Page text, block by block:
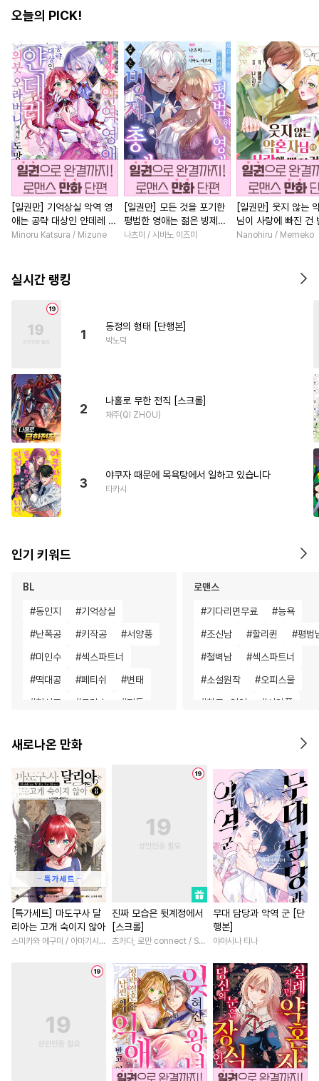
오늘의 PICK!
[일권만] 기억상실 악역 영
애는 공략 대상인 얀데레 의
붓 오라버니에게서 도망칠
Minoru Katsura / Mizune
[일권만] 모든 것을 포기한
평범한 영애는 젊은 빙제의
총애를 받는다 [단행본]
나츠미 / 시바노 이즈미
[일권만] 웃지 않는
님이 사랑에 빠진 건
저인 것 같습니다 [
Nanohiru / Memeko
실시간 랭킹
1
동정의 형태 [단행본]
박노덕
2
나홀로 무한 전직 [스크롤]
재주(QI ZHOU)
3
야쿠자 때문에 목욕탕에서 일하고 있습니다
타카시
인기 키워드
BL
#동인지 #기억상실
#난폭공 #키작공 #서양풍
#미인수 #섹스파트너
#떡대공 #페티쉬 #변태
#헌신공 #군림수 #질투
#도망수 #능욕
#옴니버스 #욕망수
#사제관계 #일상
#주종관계 #헌신수
#철벽수 #SM
#츤데레수 #인싸공
#쓰레기수 #힐링물
#애증관계 # 동양풍
#벤츠공 #유혹수 #절륜공
변태공
부부
수인수
쓰레기공
귀염수
피폐물
로맨스
#기다리면무료 #능욕
#조신남 #할리퀸 #평범
#철벽남 #섹스파트너
#소설원작 #오피스물
#친구>연인 # 서양풍
평범
#
복수 #직진녀
학원/캠퍼스 #계약관계
우정 #다정남
첫사랑
학원/캠퍼스 # 부부
판타지/SF #직진남
#첫경험 # 친구 #연상연
#
연애/결혼 #성장물
나이차커플
# 영상화 #드라마 #절륜
#친구 #원나잇 #동양풍
# 사제관계 #현대물
#육아물 #재벌남 #복수
#계략남 #짝사랑 #로맨
새로나온 만화
[특가세트] 마도구사 달
리아는 고개 숙이지 않아
스미카와 메구미 / 아마기시 히사야
진짜 모습은 뒷계정에서
[스크롤]
츠카다, 로만 connect / SILKLABO
무대 담당과 악역 군 [단
행본]
야마시나 티나